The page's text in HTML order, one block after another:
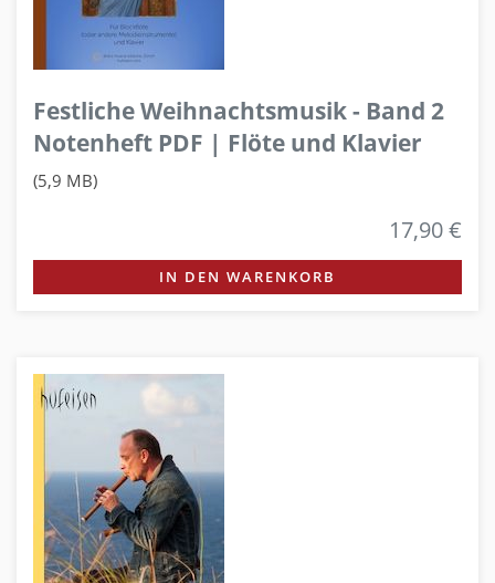
Festliche Weihnachtsmusik - Band 2
Notenheft PDF | Flöte und Klavier
(5,9 MB)
17,90 €
IN DEN WARENKORB